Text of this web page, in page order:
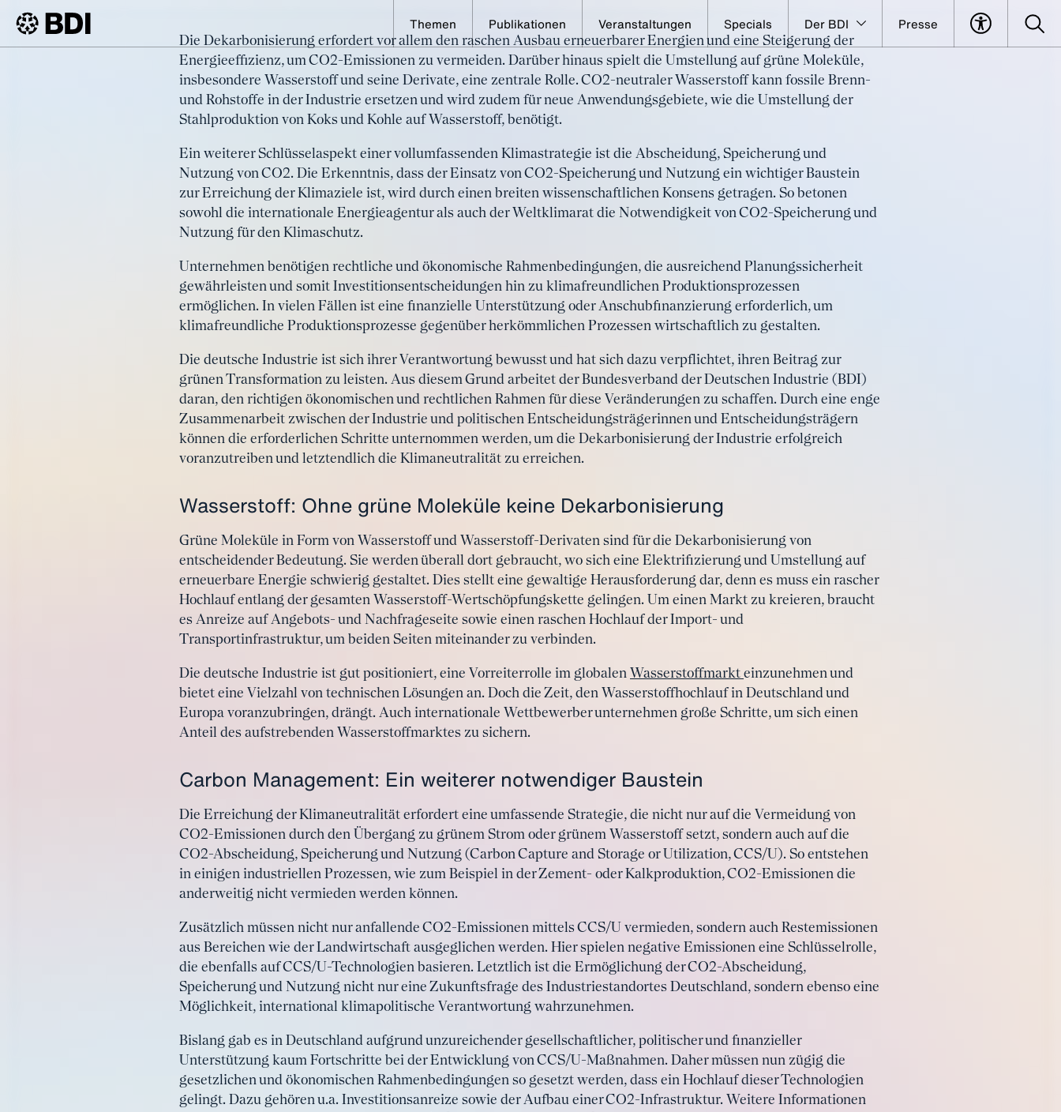
Themen Publikationen Veranstaltungen Specials Der BDI Presse
Artikel
Dekarbonisierung der Industrie – Der Weg
in die Klimaneutralität
Die Dekarbonisierung erfordert vor allem den raschen Ausbau erneuerbarer Energien und eine Steigerung der
Energieeffizienz, um CO2-Emissionen zu vermeiden. Darüber hinaus spielt die Umstellung auf grüne Moleküle,
insbesondere Wasserstoff und seine Derivate, eine zentrale Rolle. CO2-neutraler Wasserstoff kann fossile Brenn-
und Rohstoffe in der Industrie ersetzen und wird zudem für neue Anwendungsgebiete, wie die Umstellung der
Stahlproduktion von Koks und Kohle auf Wasserstoff, benötigt.
Ein weiterer Schlüsselaspekt einer vollumfassenden Klimastrategie ist die Abscheidung, Speicherung und
Nutzung von CO2. Die Erkenntnis, dass der Einsatz von CO2-Speicherung und Nutzung ein wichtiger Baustein
zur Erreichung der Klimaziele ist, wird durch einen breiten wissenschaftlichen Konsens getragen. So betonen
sowohl die internationale Energieagentur als auch der Weltklimarat die Notwendigkeit von CO2-Speicherung und
Nutzung für den Klimaschutz.
Unternehmen benötigen rechtliche und ökonomische Rahmenbedingungen, die ausreichend Planungssicherheit
gewährleisten und somit Investitionsentscheidungen hin zu klimafreundlichen Produktionsprozessen
ermöglichen. In vielen Fällen ist eine finanzielle Unterstützung oder Anschubfinanzierung erforderlich, um
klimafreundliche Produktionsprozesse gegenüber herkömmlichen Prozessen wirtschaftlich zu gestalten.
Die deutsche Industrie ist sich ihrer Verantwortung bewusst und hat sich dazu verpflichtet, ihren Beitrag zur
grünen Transformation zu leisten. Aus diesem Grund arbeitet der Bundesverband der Deutschen Industrie (BDI)
daran, den richtigen ökonomischen und rechtlichen Rahmen für diese Veränderungen zu schaffen. Durch eine enge
Zusammenarbeit zwischen der Industrie und politischen Entscheidungsträgerinnen und Entscheidungsträgern
können die erforderlichen Schritte unternommen werden, um die Dekarbonisierung der Industrie erfolgreich
voranzutreiben und letztendlich die Klimaneutralität zu erreichen.
Wasserstoff: Ohne grüne Moleküle keine Dekarbonisierung
Grüne Moleküle in Form von Wasserstoff und Wasserstoff-Derivaten sind für die Dekarbonisierung von
entscheidender Bedeutung. Sie werden überall dort gebraucht, wo sich eine Elektrifizierung und Umstellung auf
erneuerbare Energie schwierig gestaltet. Dies stellt eine gewaltige Herausforderung dar, denn es muss ein rascher
Hochlauf entlang der gesamten Wasserstoff-Wertschöpfungskette gelingen. Um einen Markt zu kreieren, braucht
es Anreize auf Angebots- und Nachfrageseite sowie einen raschen Hochlauf der Import- und
Transportinfrastruktur, um beiden Seiten miteinander zu verbinden.
Die deutsche Industrie ist gut positioniert, eine Vorreiterrolle im globalen Wasserstoffmarkt einzunehmen und
bietet eine Vielzahl von technischen Lösungen an. Doch die Zeit, den Wasserstoffhochlauf in Deutschland und
Europa voranzubringen, drängt. Auch internationale Wettbewerber unternehmen große Schritte, um sich einen
Anteil des aufstrebenden Wasserstoffmarktes zu sichern.
Carbon Management: Ein weiterer notwendiger Baustein
Die Erreichung der Klimaneutralität erfordert eine umfassende Strategie, die nicht nur auf die Vermeidung von
CO2-Emissionen durch den Übergang zu grünem Strom oder grünem Wasserstoff setzt, sondern auch auf die
CO2-Abscheidung, Speicherung und Nutzung (Carbon Capture and Storage or Utilization, CCS/U). So entstehen
in einigen industriellen Prozessen, wie zum Beispiel in der Zement- oder Kalkproduktion, CO2-Emissionen die
anderweitig nicht vermieden werden können.
Zusätzlich müssen nicht nur anfallende CO2-Emissionen mittels CCS/U vermieden, sondern auch Restemissionen
aus Bereichen wie der Landwirtschaft ausgeglichen werden. Hier spielen negative Emissionen eine Schlüsselrolle,
die ebenfalls auf CCS/U-Technologien basieren. Letztlich ist die Ermöglichung der CO2-Abscheidung,
Speicherung und Nutzung nicht nur eine Zukunftsfrage des Industriestandortes Deutschland, sondern ebenso eine
Möglichkeit, international klimapolitische Verantwortung wahrzunehmen.
Bislang gab es in Deutschland aufgrund unzureichender gesellschaftlicher, politischer und finanzieller
Unterstützung kaum Fortschritte bei der Entwicklung von CCS/U-Maßnahmen. Daher müssen nun zügig die
gesetzlichen und ökonomischen Rahmenbedingungen so gesetzt werden, dass ein Hochlauf dieser Technologien
gelingt. Dazu gehören u.a. Investitionsanreize sowie der Aufbau einer CO2-Infrastruktur. Weitere Informationen